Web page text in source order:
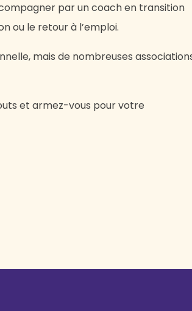
par un coach en transition
ou le retour à l’emploi.
mais de nombreuses
et armez-vous pour votre